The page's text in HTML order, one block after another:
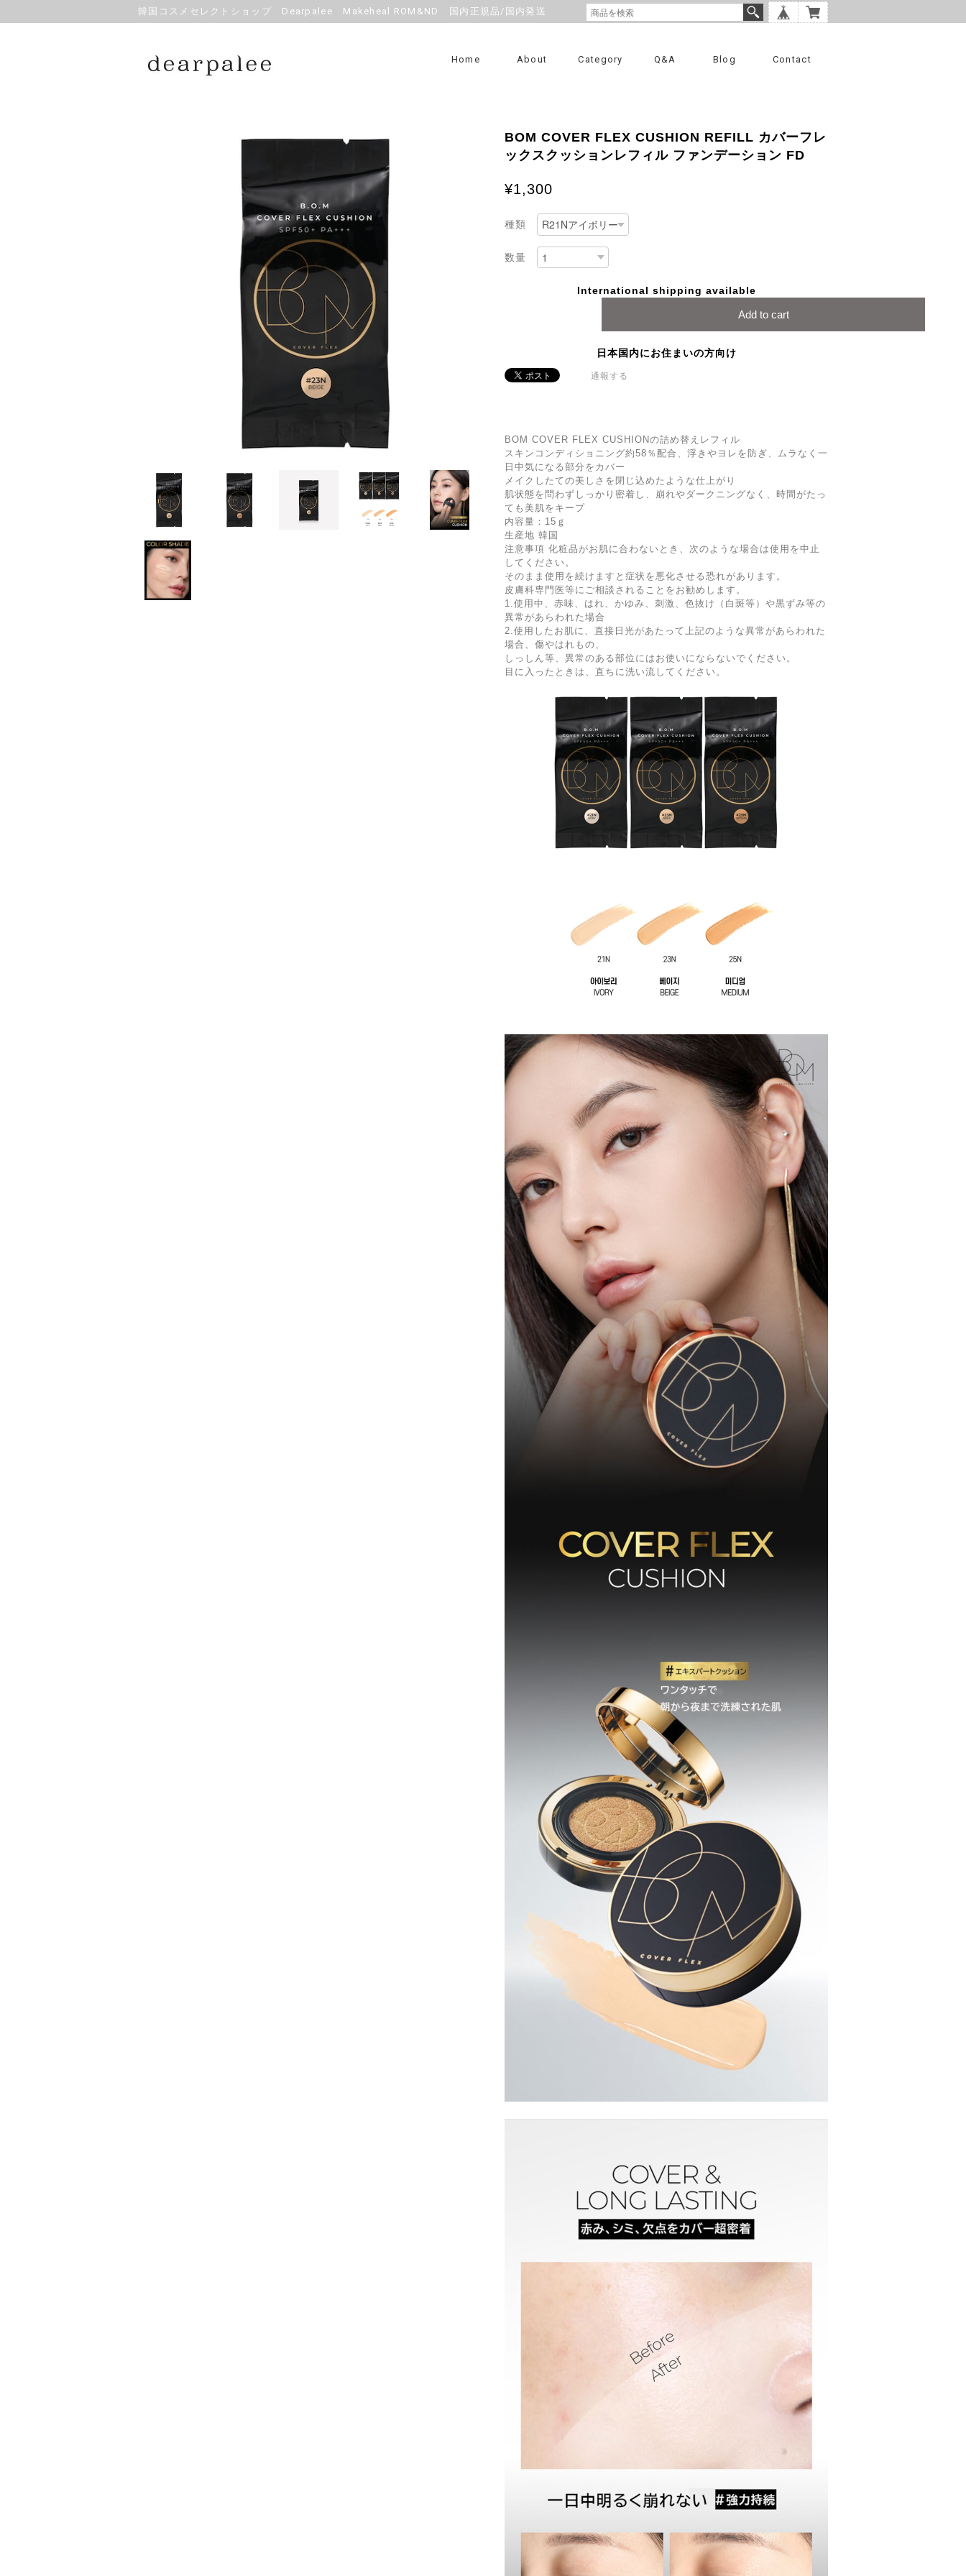
韓国コスメセレクトショップ Dearpalee Makeheal ROM&ND 国内正規品/国内発送
Home About Category Q&A Blog Contact
BOM COVER FLEX CUSHION REFILL カバーフレ
ックスクッションレフィル ファンデーション FD
¥1,300
種類
数量
International shipping available
Add to cart
日本国内にお住まいの方向け
通報する
BOM COVER FLEX CUSHIONの詰め替えレフィル
スキンコンディショニング約58％配合、浮きやヨレを防ぎ、ムラなく一
日中気になる部分をカバー
メイクしたての美しさを閉じ込めたような仕上がり
肌状態を問わずしっかり密着し、崩れやダークニングなく、時間がたっ
ても美肌をキープ
内容量：15ｇ
生産地 韓国
注意事項 化粧品がお肌に合わないとき、次のような場合は使用を中止
してください。
そのまま使用を続けますと症状を悪化させる恐れがあります。
皮膚科専門医等にご相談されることをお勧めします。
1.使用中、赤味、はれ、かゆみ、刺激、色抜け（白斑等）や黒ずみ等の
異常があらわれた場合
2.使用したお肌に、直接日光があたって上記のような異常があらわれた
場合、傷やはれもの、
しっしん等、異常のある部位にはお使いにならないでください。
目に入ったときは、直ちに洗い流してください。